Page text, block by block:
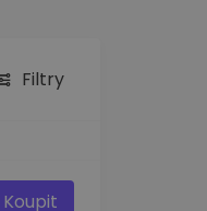
Filtry
Koupit